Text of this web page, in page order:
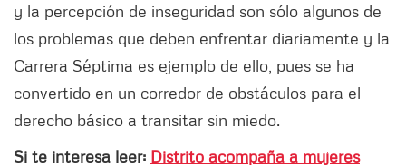
y la percepción de inseguridad son sólo algunos de
los problemas que deben enfrentar diariamente y la
Carrera Séptima es ejemplo de ello, pues se ha
convertido en un corredor de obstáculos para el
derecho básico a transitar sin miedo.
Si te interesa leer: Distrito acompaña a mujeres